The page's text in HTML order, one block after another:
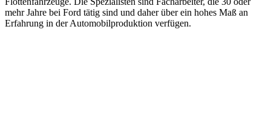
mehr Jahre bei Ford tätig sind und daher über ein hohes Maß an
Erfahrung in der Automobilproduktion verfügen.